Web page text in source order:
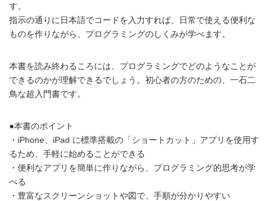
す。
指示の通りに日本語でコードを入力すれば、日常で使える便利な
ものを作りながら、プログラミングのしくみが学べます。
本書を読み終わるころには、プログラミングでどのようなことが
できるのかが理解できるでしょう。初心者の方のための、一石二
鳥な超入門書です。
●本書のポイント
・iPhone、iPad に標準搭載の「ショートカット」アプリを使用す
るため、手軽に始めることができる
・便利なアプリを簡単に作りながら、プログラミング的思考が学
べる
・豊富なスクリーンショットや図で、手順が分かりやすい